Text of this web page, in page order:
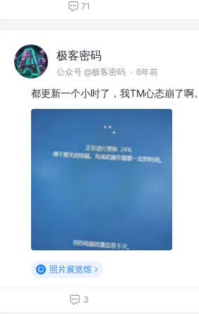
71
极客密码
公众号 @极客密码 · 6年前
都更新一个小时了，我TM心态崩了啊。
照片展览馆
3